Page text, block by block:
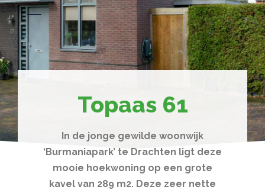
Topaas 61
In de jonge gewilde woonwijk
‘Burmaniapark’ te Drachten ligt deze
mooie hoekwoning op een grote
kavel van 289 m2. Deze zeer nette